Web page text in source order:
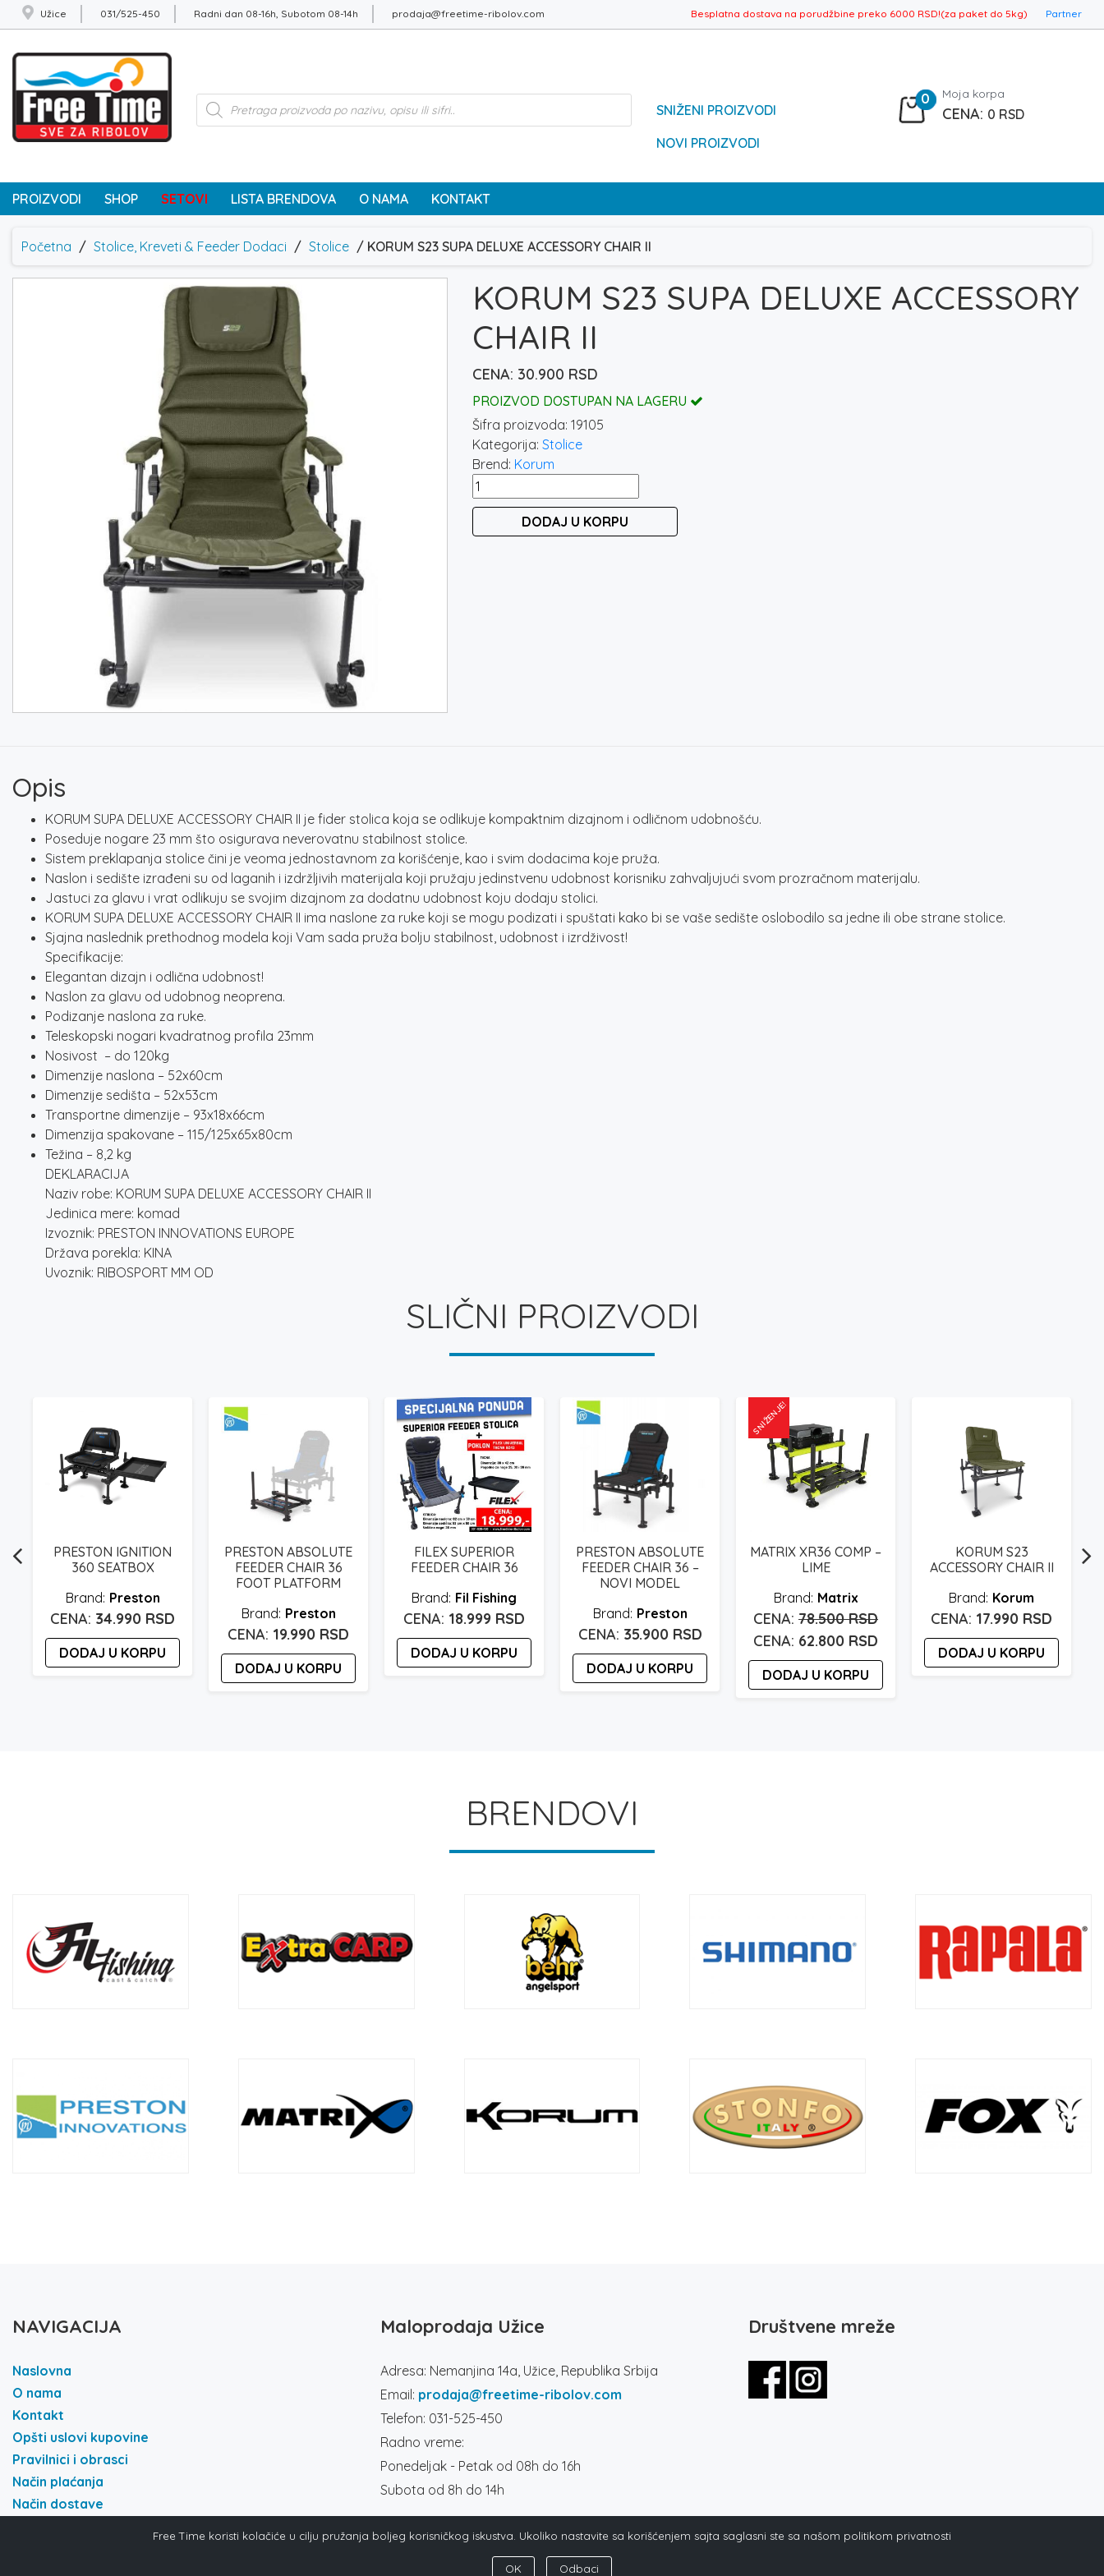
Užice 031/525-450 Radni dan 08-16h, Subotom 08-14h prodaja@freetime-ribolov.com Besplatna dostava na porudžbine preko 6000 RSD!(za paket do 5kg) Partner
Products
search
SNIŽENI PROIZVODI
NOVI PROIZVODI
0 Moja korpa
0 RSD
PROIZVODI SHOP SETOVI LISTA BRENDOVA O NAMA KONTAKT
Početna / Stolice, Kreveti & Feeder Dodaci / Stolice / KORUM S23 SUPA DELUXE ACCESSORY CHAIR II
KORUM S23 SUPA DELUXE ACCESSORY
CHAIR II
30.900 RSD
PROIZVOD DOSTUPAN NA LAGERU
Šifra proizvoda: 19105
Kategorija: Stolice
Brend: Korum
KORUM
S23
DELUXE
DODAJ U KORPU
Opis
KORUM SUPA DELUXE ACCESSORY CHAIR II je fider stolica koja se odlikuje kompaktnim dizajnom i odličnom udobnošću.
Poseduje nogare 23 mm što osigurava neverovatnu stabilnost stolice.
Sistem preklapanja stolice čini je veoma jednostavnom za korišćenje, kao i svim dodacima koje pruža.
Naslon i sedište izrađeni su od laganih i izdržljivih materijala koji pružaju jedinstvenu udobnost korisniku zahvaljujući svom prozračnom materijalu.
Jastuci za glavu i vrat odlikuju se svojim dizajnom za dodatnu udobnost koju dodaju stolici.
KORUM SUPA DELUXE ACCESSORY CHAIR II ima naslone za ruke koji se mogu podizati i spuštati kako bi se vaše sedište oslobodilo sa jedne ili obe strane stolice.
Sjajna naslednik prethodnog modela koji Vam sada pruža bolju stabilnost, udobnost i izrdživost!
Specifikacije:
Elegantan dizajn i odlična udobnost!
Naslon za glavu od udobnog neoprena.
Podizanje naslona za ruke.
Teleskopski nogari kvadratnog profila 23mm
Nosivost – do 120kg
Dimenzije naslona – 52x60cm
Dimenzije sedišta – 52x53cm
Transportne dimenzije – 93x18x66cm
Dimenzija spakovane – 115/125x65x80cm
Težina – 8,2 kg
DEKLARACIJA
Naziv robe: KORUM SUPA DELUXE ACCESSORY CHAIR II
Jedinica mere: komad
Izvoznik: PRESTON INNOVATIONS EUROPE
Država porekla: KINA
Uvoznik: RIBOSPORT MM OD
SLIČNI PROIZVODI
PRESTON IGNITION
360 SEATBOX
Preston
34.990 RSD
DODAJ U KORPU
PRESTON ABSOLUTE
FEEDER CHAIR 36
FOOT PLATFORM
Preston
19.990 RSD
DODAJ U KORPU
FILEX SUPERIOR
FEEDER CHAIR 36
Fil Fishing
18.999 RSD
DODAJ U KORPU
PRESTON ABSOLUTE
FEEDER CHAIR 36 –
NOVI MODEL
Preston
35.900 RSD
DODAJ U KORPU
SNIŽENJE!
MATRIX XR36 COMP –
LIME
Matrix
78.500RSDOriginalna
je
bila:
62.800 RSD Trenutna
cena
je:
DODAJ U KORPU
KORUM S23
ACCESSORY CHAIR II
Korum
17.990 RSD
DODAJ U KORPU
BRENDOVI
NAVIGACIJA
Naslovna
O nama
Kontakt
Opšti uslovi kupovine
Pravilnici i obrasci
Način plaćanja
Način dostave
Maloprodaja Užice
Adresa: Nemanjina 14a, Užice, Republika Srbija
Email: prodaja@freetime-ribolov.com
Telefon: 031-525-450
Radno vreme:
Ponedeljak - Petak od 08h do 16h
Subota od 8h do 14h
Društvene mreže
Free Time koristi kolačiće u cilju pružanja boljeg korisničkog iskustva. Ukoliko nastavite sa korišćenjem sajta saglasni ste sa našom politikom privatnosti
OK Odbaci